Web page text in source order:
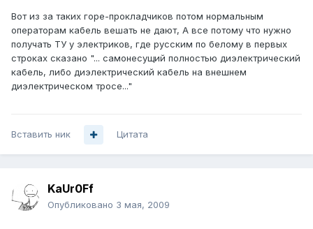
Вот из за таких горе-прокладчиков потом нормальным
операторам кабель вешать не дают, А все потому что нужно
получать ТУ у электриков, где русским по белому в первых
строках сказано "... самонесущий полностью диэлектрический
кабель, либо диэлектрический кабель на внешнем
диэлектрическом тросе..."
Вставить ник Цитата
KaUr0Ff
Опубликовано 3 мая, 2009